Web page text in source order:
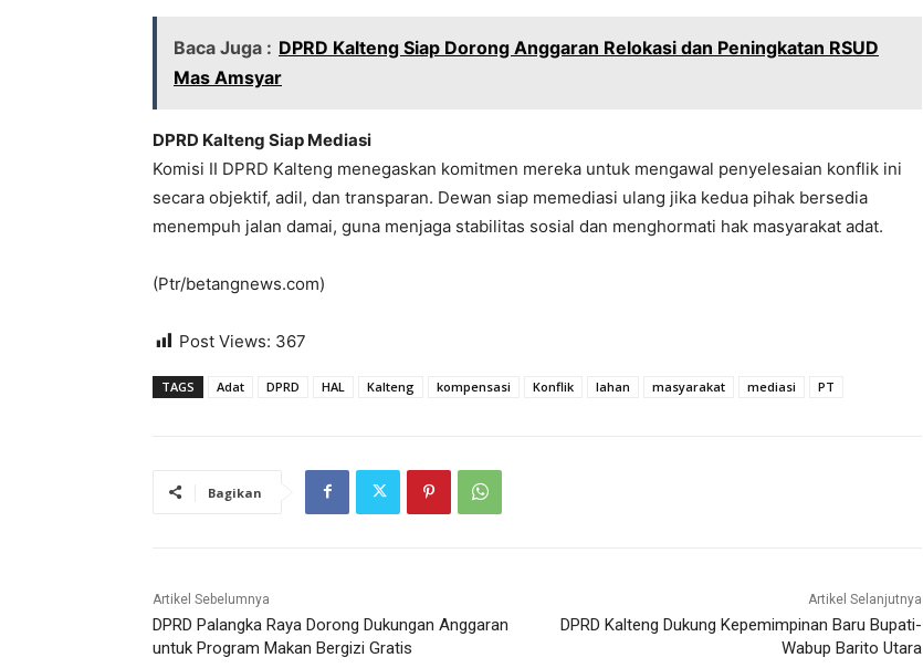
Baca Juga : DPRD Kalteng Siap Dorong Anggaran Relokasi dan Peningkatan RSUD
Mas Amsyar
DPRD Kalteng Siap Mediasi
Komisi II DPRD Kalteng menegaskan komitmen mereka untuk mengawal penyelesaian konflik ini
secara objektif, adil, dan transparan. Dewan siap memediasi ulang jika kedua pihak bersedia
menempuh jalan damai, guna menjaga stabilitas sosial dan menghormati hak masyarakat adat.
(Ptr/betangnews.com)
Post Views: 367
TAGS Adat DPRD HAL Kalteng kompensasi Konflik lahan masyarakat mediasi PT
Bagikan
Artikel Sebelumnya
DPRD Palangka Raya Dorong Dukungan Anggaran
untuk Program Makan Bergizi Gratis
Artikel Selanjutnya
DPRD Kalteng Dukung Kepemimpinan Baru Bupati-
Wabup Barito Utara